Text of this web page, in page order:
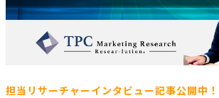
担当リサーチャーインタビュー記事公開中！